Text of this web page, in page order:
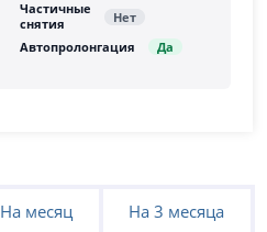
На месяц На 3 месяца